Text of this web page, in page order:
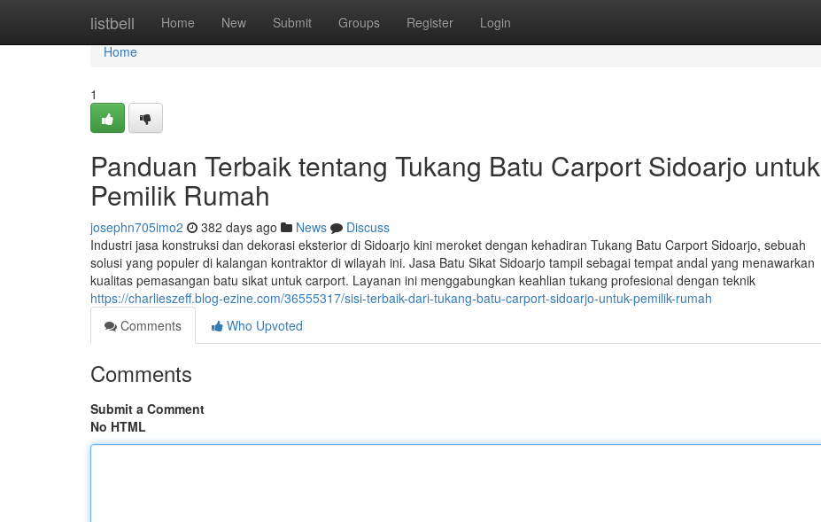
listbell Home New Submit Groups Register Login
Home
Home
1
Panduan Terbaik tentang Tukang Batu Carport Sidoarjo untuk
Pemilik Rumah
josephn705imo2 382 days ago News
Discuss
Industri jasa konstruksi dan dekorasi eksterior di Sidoarjo kini meroket dengan kehadiran Tukang Batu Carport Sidoarjo, sebuah
solusi yang populer di kalangan kontraktor di wilayah ini. Jasa Batu Sikat Sidoarjo tampil sebagai tempat andal yang menawarkan
kualitas pemasangan batu sikat untuk carport. Layanan ini menggabungkan keahlian tukang profesional dengan teknik
https://charlieszeff.blog-ezine.com/36555317/sisi-terbaik-dari-tukang-batu-carport-sidoarjo-untuk-pemilik-rumah
Comments
Who Upvoted
Comments
Submit a Comment
No HTML